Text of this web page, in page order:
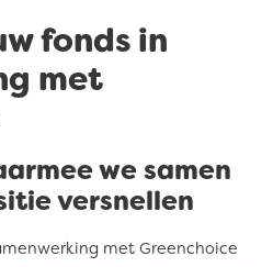
fonds in
met
we samen
versnellen
met Greenchoice